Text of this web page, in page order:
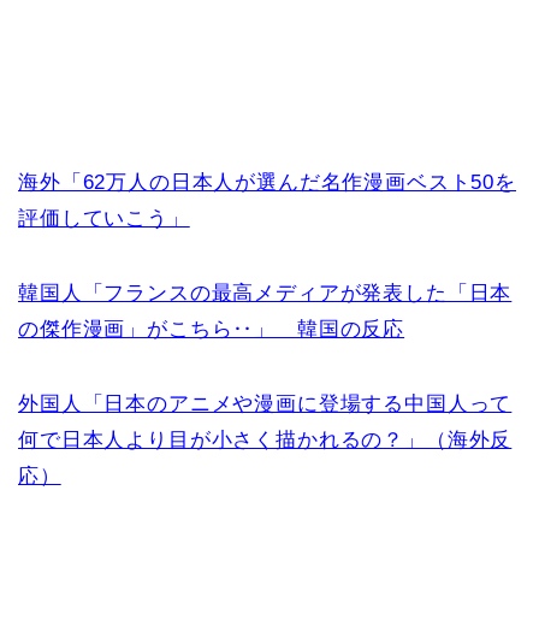
海外「62万人の日本人が選んだ名作漫画ベスト50を
評価していこう」
韓国人「フランスの最高メディアが発表した「日本
の傑作漫画」がこちら‥」 韓国の反応
外国人「日本のアニメや漫画に登場する中国人って
何で日本人より目が小さく描かれるの？」（海外反
応）